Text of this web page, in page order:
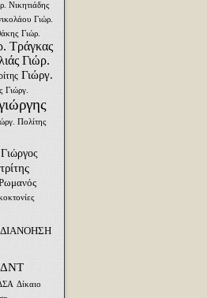
Νικητιάδης
Γιώρ.
Γιώρ.
Τράγκας
Γιώρ.
Γιώργ.
Γιώργ.
Πολίτης
Γιώργος
ΔΙΑΝΟΗΣΗ
ΔΝΤ
Δίκαιο